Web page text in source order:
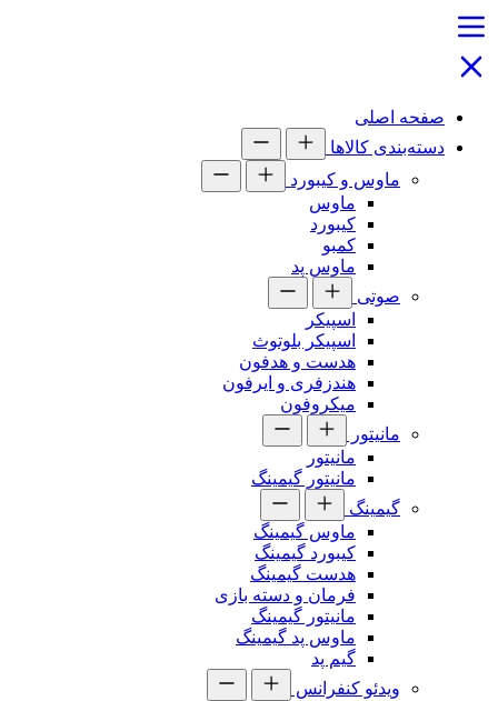
صفحه اصلی
دسته‌بندی کالاها
ماوس و کیبورد
ماوس
کیبورد
کمبو
ماوس پد
صوتی
اسپیکر
اسپیکر بلوتوث
هدست و هدفون
هندزفری و ایرفون
میکروفون
مانیتور
مانیتور
مانیتور گیمینگ
گیمینگ
ماوس گیمینگ
کیبورد گیمینگ
هدست گیمینگ
فرمان و دسته بازی
مانیتور گیمینگ
ماوس پد گیمینگ
گیم پد
ویدئو کنفرانس